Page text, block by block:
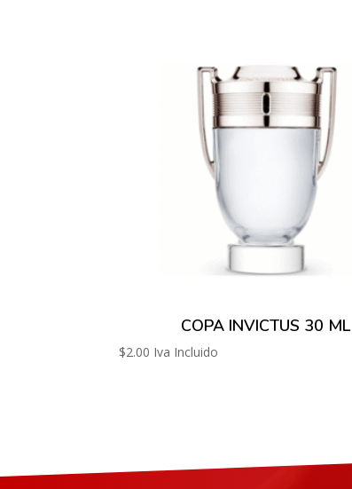
COPA INVICTUS 30 ML
$2.00 Iva Incluido